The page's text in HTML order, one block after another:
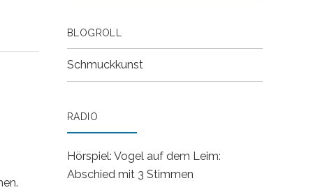
BLOGROLL
Schmuckkunst
RADIO
Hörspiel: Vogel auf dem Leim:
Abschied mit 3 Stimmen